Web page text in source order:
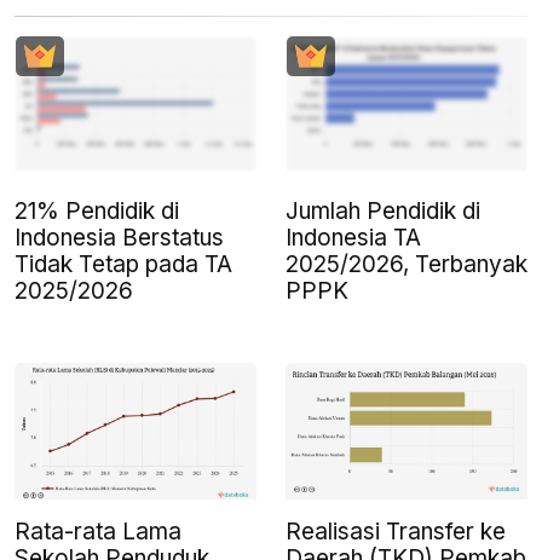
21% Pendidik di
Indonesia Berstatus
Tidak Tetap pada TA
2025/2026
Jumlah Pendidik di
Indonesia TA
2025/2026, Terbanyak
PPPK
Rata-rata Lama
Realisasi Transfer ke